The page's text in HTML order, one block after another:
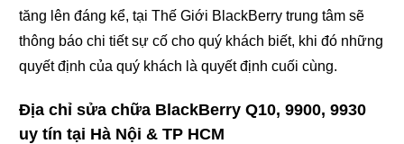
tăng lên đáng kể, tại Thế Giới BlackBerry trung tâm sẽ
thông báo chi tiết sự cố cho quý khách biết, khi đó những
quyết định của quý khách là quyết định cuối cùng.
Địa chỉ sửa chữa BlackBerry Q10, 9900, 9930
uy tín tại Hà Nội & TP HCM